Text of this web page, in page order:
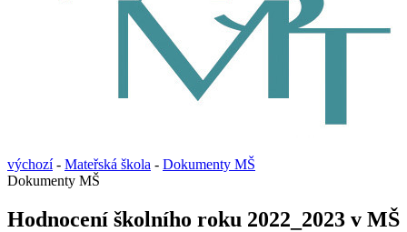
výchozí- Mateřská škola - Dokumenty MŠ
Dokumenty MŠ
Hodnocení školního roku 2022_2023 v MŠ